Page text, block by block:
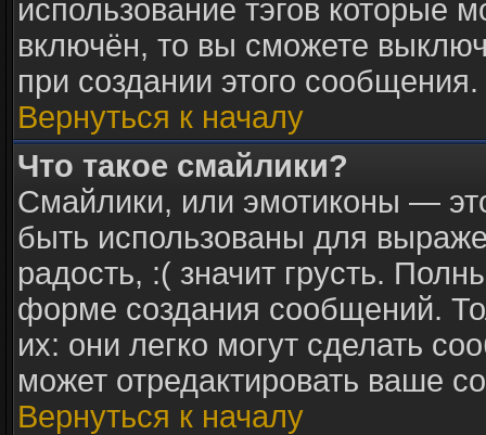
использование тэгов которые
включён, то вы сможете
при создании этого сообщения.
Вернуться к началу
Что такое смайлики?
Смайлики, или эмотиконы —
быть использованы для
радость, :( значит грусть.
форме создания сообщений.
их: они легко могут сделать
может отредактировать ваше
Вернуться к началу